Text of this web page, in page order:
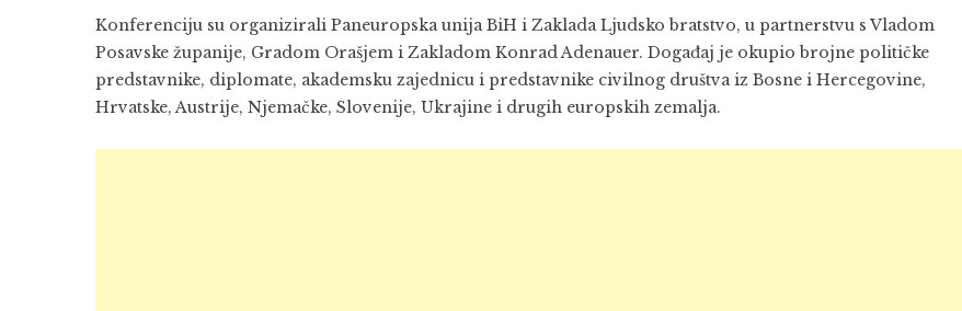
Konferenciju su organizirali Paneuropska unija BiH i Zaklada Ljudsko bratstvo, u partnerstvu s Vladom
Posavske županije, Gradom Orašjem i Zakladom Konrad Adenauer. Događaj je okupio brojne političke
predstavnike, diplomate, akademsku zajednicu i predstavnike civilnog društva iz Bosne i Hercegovine,
Hrvatske, Austrije, Njemačke, Slovenije, Ukrajine i drugih europskih zemalja.